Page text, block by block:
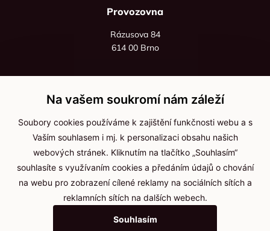
Provozovna
Rázusova 84
614 00 Brno
+420 736 535 066
Po - pá: 8:00 - 16:00
info@jma-kam.cz
Důležité informace
Ochrana osobních údajů
Cookies
Na vašem soukromí nám záleží
Soubory cookies používáme k zajištění funkčnosti webu a s
Vaším souhlasem i mj. k personalizaci obsahu našich
webových stránek. Kliknutím na tlačítko „Souhlasím“
souhlasíte s využívaním cookies a předáním údajů o chování
na webu pro zobrazení cílené reklamy na sociálních sítích a
reklamních sítích na dalších webech.
Souhlasím